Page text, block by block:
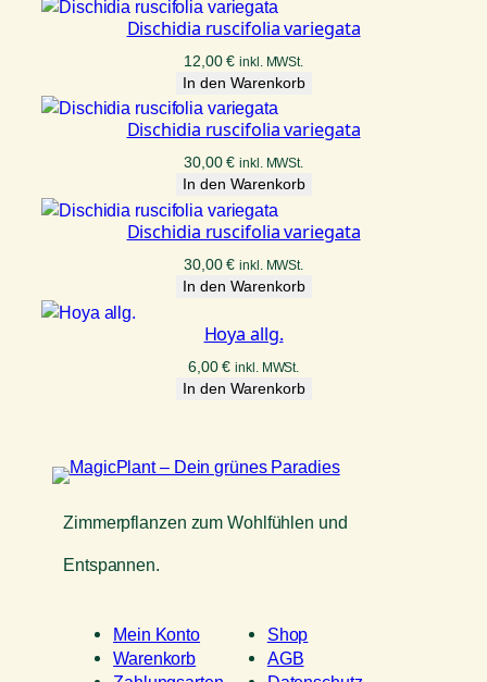
Dischidia ruscifolia variegata
12,00€ inkl. MWSt.
In den Warenkorb
Dischidia ruscifolia variegata
30,00€ inkl. MWSt.
In den Warenkorb
Dischidia ruscifolia variegata
30,00€ inkl. MWSt.
In den Warenkorb
Hoya allg.
6,00€ inkl. MWSt.
In den Warenkorb
Zimmerpflanzen zum Wohlfühlen und
Entspannen.
Mein Konto
Warenkorb
Shop
AGB